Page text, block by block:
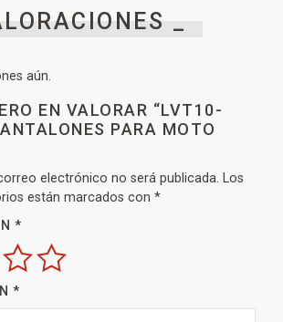
_
aún.
EN VALORAR “LVT10-
PARA MOTO
electrónico no será publicada. Los
están marcados con *
*
*